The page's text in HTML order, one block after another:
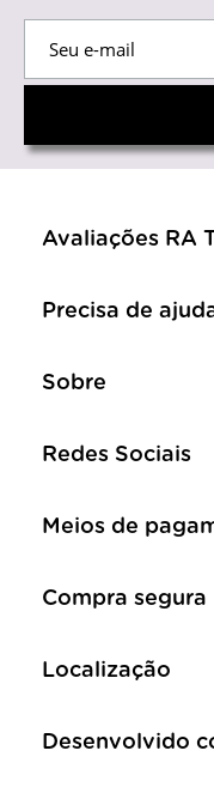
Avaliações RA
Precisa de
Sobre
Redes Sociais
Meios de
Compra segura
Localização
Desenvolvido